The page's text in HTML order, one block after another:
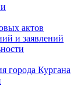
актов
и заявлений
города Кургана